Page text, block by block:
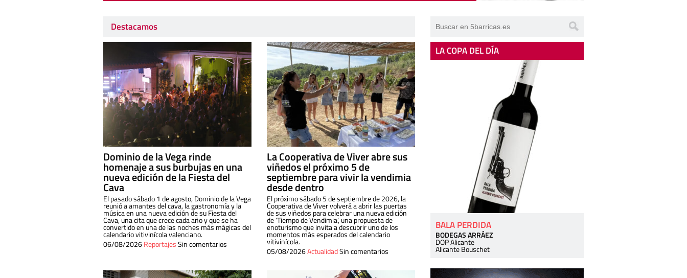
Destacamos
Dominio de la Vega rinde
homenaje a sus burbujas en una
nueva edición de la Fiesta del
Cava
El pasado sábado 1 de agosto, Dominio de la Vega
reunió a amantes del cava, la gastronomía y la
música en una nueva edición de su Fiesta del
Cava, una cita que crece cada año y que se ha
convertido en una de las noches más mágicas del
calendario vitivinícola valenciano.
06/08/2026ReportajesSin comentarios
La Cooperativa de Viver abre sus
viñedos el próximo 5 de
septiembre para vivir la vendimia
desde dentro
El próximo sábado 5 de septiembre de 2026, la
Cooperativa de Viver volverá a abrir las puertas
de sus viñedos para celebrar una nueva edición
de ‘Tiempo de Vendimia’, una propuesta de
enoturismo que invita a descubrir uno de los
momentos más esperados del calendario
vitivinícola.
05/08/2026ActualidadSin comentarios
LA COPA DEL DÍA
BALA PERDIDA
BODEGAS ARRÁEZ
DOP Alicante
Alicante Bouschet